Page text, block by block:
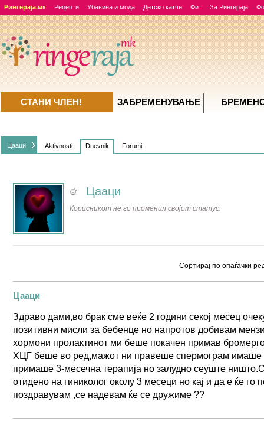
Рингераја.мк Рецепти Убавина и мода Детско катче Фит За Рингераја
Цааци Aktivnosti Dnevnik Forumi
Цааци
Корисникот не го променил својот статус.
Сортирај по опаѓачки
Цааци
Здраво дами,во брак сме веќе 2 години секој месец
позитивни мисли за бебенце но напротов добивам
хормони пролактинот ми беше покачен примав
ХЦГ беше во ред,мажот ни правеше спермограм имаше
примаше 3-месечна терапија но залудно сеуште
отидено на гиниколог околу 3 месеци но кај и да е ќе го
поздравувам ,се надевам ќе се дружиме ??
СТАНИ ЧЛЕН! ЗАБРЕМЕНУВАЊE